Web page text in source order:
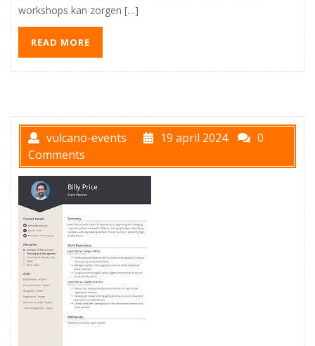
workshops kan zorgen […]
READ MORE
vulcano-events 19 april 2024
0
Comments